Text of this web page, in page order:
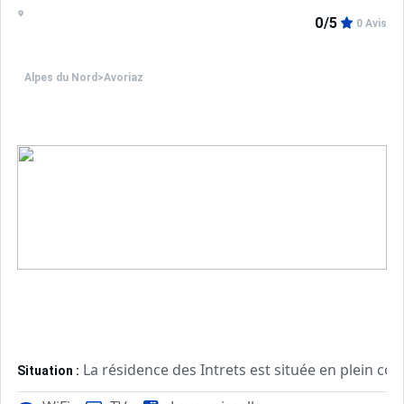
Appartement de particulier :
Alpes du Nord >Avoriaz
0/5 0 Avis
Situation : La résidence des Intrets est située en plein
de la promenade du Festival